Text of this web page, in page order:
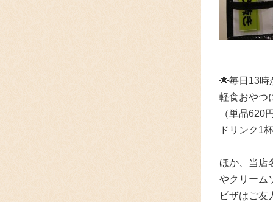
🌟毎日13時
軽食おやつ
（単品620
ドリンク1
ほか、当店
やクリーム
ピザはご友